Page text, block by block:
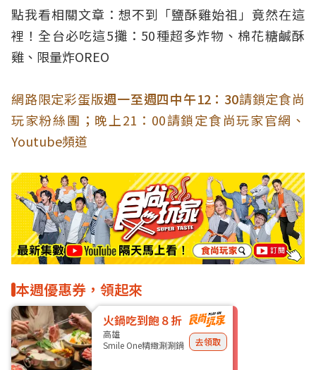
點我看相關文章： 想不到「鹽酥雞始祖」竟然在這
裡！全台必吃這5攤：50種超多炸物、棉花糖鹹酥
雞、限量炸OREO
網路限定彩蛋版週一至週四中午12：30請鎖定食尚
玩家粉絲團；晚上21：00請鎖定食尚玩家官網、
Youtube頻道
本週優惠券，領起來
火鍋吃到飽８折
高雄
Smile One精緻涮涮鍋
去領取